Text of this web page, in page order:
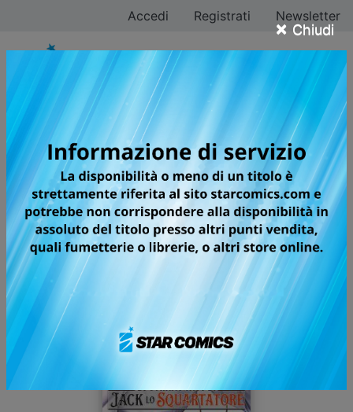
× Chiudi
Accedi Registrati Newsletter
Takumi Fukui
Tutti i fumetti